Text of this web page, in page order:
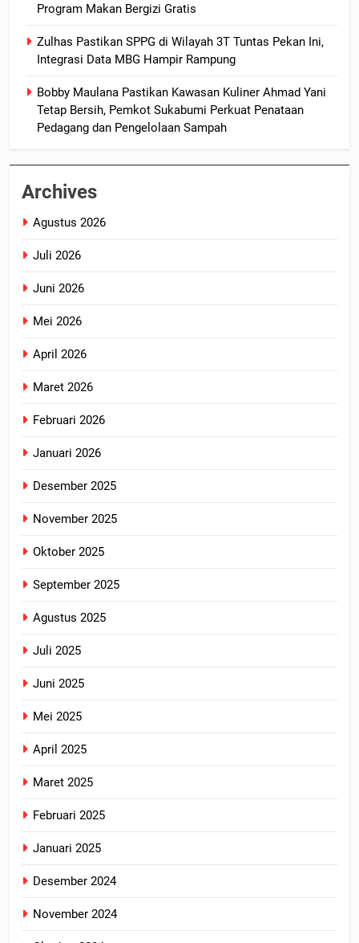
Program Makan Bergizi Gratis
Zulhas Pastikan SPPG di Wilayah 3T Tuntas Pekan Ini,
Integrasi Data MBG Hampir Rampung
Bobby Maulana Pastikan Kawasan Kuliner Ahmad Yani
Tetap Bersih, Pemkot Sukabumi Perkuat Penataan
Pedagang dan Pengelolaan Sampah
Archives
Agustus 2026
Juli 2026
Juni 2026
Mei 2026
April 2026
Maret 2026
Februari 2026
Januari 2026
Desember 2025
November 2025
Oktober 2025
September 2025
Agustus 2025
Juli 2025
Juni 2025
Mei 2025
April 2025
Maret 2025
Februari 2025
Januari 2025
Desember 2024
November 2024